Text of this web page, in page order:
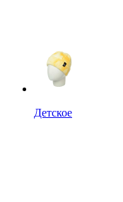
Детское